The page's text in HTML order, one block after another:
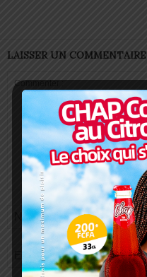
LAISSER UN COMMENTAIRE